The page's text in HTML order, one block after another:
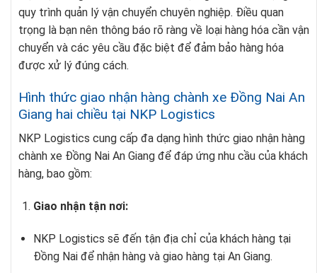
quy trình quản lý vận chuyển chuyên nghiệp. Điều quan
trọng là bạn nên thông báo rõ ràng về loại hàng hóa cần vận
chuyển và các yêu cầu đặc biệt để đảm bảo hàng hóa
được xử lý đúng cách.
Hình thức giao nhận hàng chành xe Đồng Nai An
Giang hai chiều tại NKP Logistics
NKP Logistics cung cấp đa dạng hình thức giao nhận hàng
chành xe Đồng Nai An Giang để đáp ứng nhu cầu của khách
hàng, bao gồm:
Giao nhận tận nơi:
NKP Logistics sẽ đến tận địa chỉ của khách hàng tại
Đồng Nai để nhận hàng và giao hàng tại An Giang.